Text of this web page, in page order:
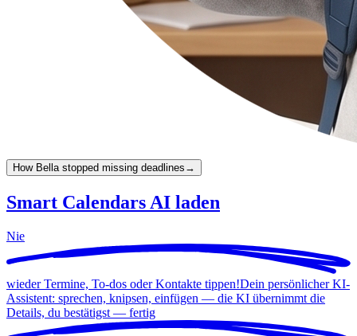
How Bella stopped missing deadlines →
Smart Calendars AI laden
Nie
wieder Termine, To-dos oder Kontakte tippen!Dein persönlicher KI-
Assistent: sprechen, knipsen, einfügen — die KI übernimmt die
Details, du bestätigst — fertig